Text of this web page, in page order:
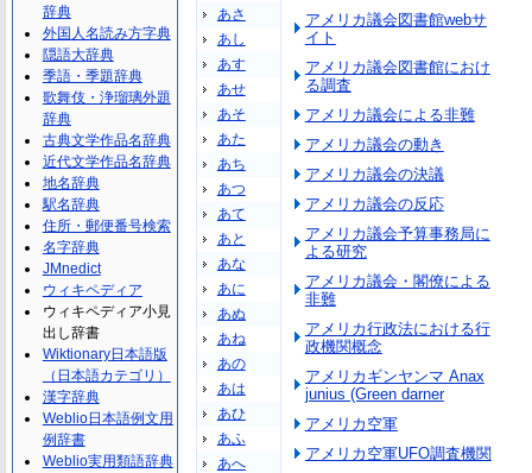
あさ
あし
あす
あせ
あそ
あた
あち
あつ
あて
あと
あな
あに
あぬ
あね
あの
あは
あひ
あふ
あへ
アメリカ議会図書館webサ
イト
アメリカ議会図書館におけ
る調査
アメリカ議会による非難
アメリカ議会の動き
アメリカ議会の決議
アメリカ議会の反応
アメリカ議会予算事務局に
よる研究
アメリカ議会・閣僚による
非難
アメリカ行政法における行
政機関概念
アメリカギンヤンマ Anax
junius (Green darner
アメリカ空軍
アメリカ空軍UFO調査機関
辞典
外国人名読み方字典
隠語大辞典
季語・季題辞典
歌舞伎・浄瑠璃外題
辞典
古典文学作品名辞典
近代文学作品名辞典
地名辞典
駅名辞典
住所・郵便番号検索
名字辞典
JMnedict
ウィキペディア
ウィキペディア小見
出し辞書
Wiktionary日本語版
（日本語カテゴリ）
漢字辞典
Weblio日本語例文用
例辞書
Weblio実用類語辞典